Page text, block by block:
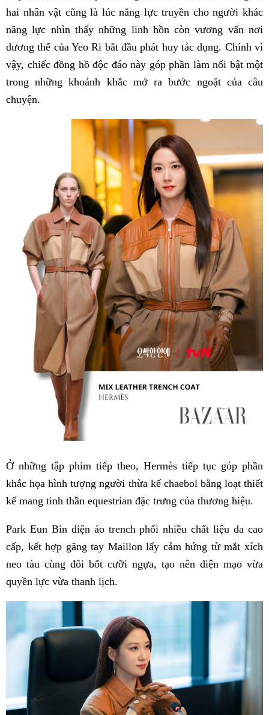
hai nhân vật cũng là lúc năng lực truyền cho người khác
năng lực nhìn thấy những linh hồn còn vương vấn nơi
dương thế của Yeo Ri bắt đầu phát huy tác dụng. Chính vì
vậy, chiếc đồng hồ độc đáo này góp phần làm nổi bật một
trong những khoảnh khắc mở ra bước ngoặt của câu
chuyện.
Ở những tập phim tiếp theo, Hermès tiếp tục góp phần
khắc họa hình tượng người thừa kế chaebol bằng loạt thiết
kế mang tinh thần equestrian đặc trưng của thương hiệu.
Park Eun Bin diện áo trench phối nhiều chất liệu da cao
cấp, kết hợp găng tay Maillon lấy cảm hứng từ mắt xích
neo tàu cùng đôi bốt cưỡi ngựa, tạo nên diện mạo vừa
quyền lực vừa thanh lịch.